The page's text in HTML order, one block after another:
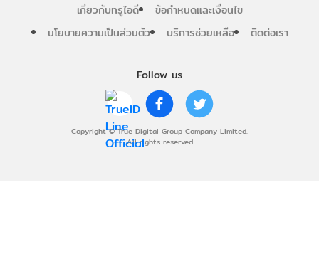
Follow us
Copyright © True Digital Group Company Limited.
All rights reserved
เกี่ยวกับทรูไอดี
ข้อกำหนดและเงื่อนไข
นโยบายความเป็นส่วนตัว
บริการช่วยเหลือ ติดต่อเรา